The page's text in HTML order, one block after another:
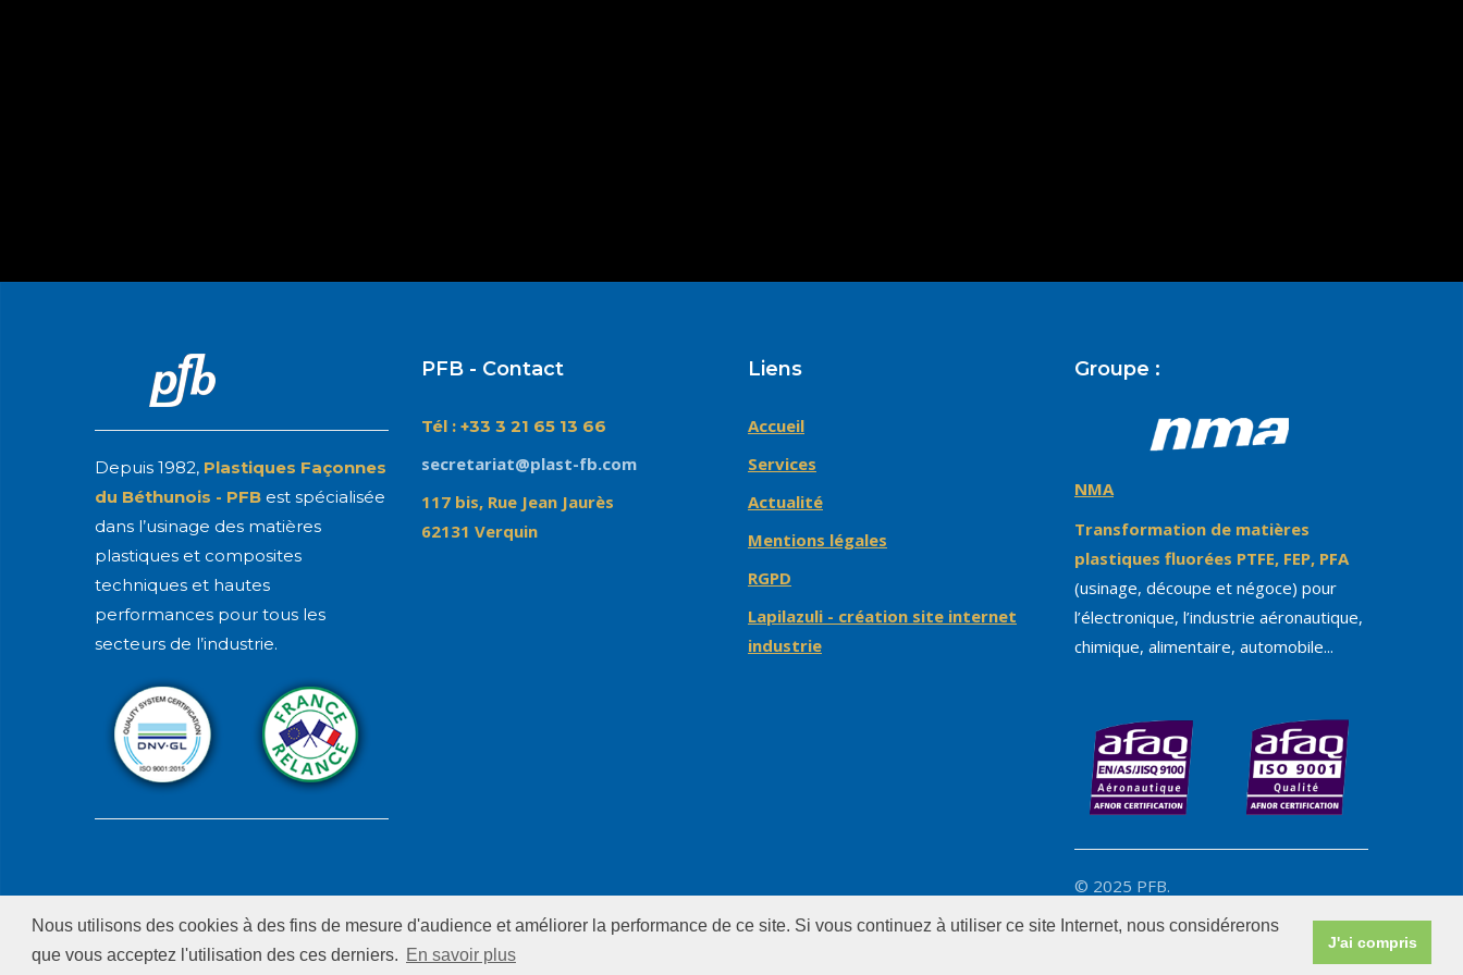
Nous utilisons des cookies à des fins de mesure d'audience et améliorer la performance de ce site. Si vous continuez à utiliser ce site Internet, nous considérerons
que vous acceptez l'utilisation des ces derniers. En savoir plus
J'ai compris
Depuis 1982, Plastiques Façonnes
du Béthunois - PFB est spécialisée
dans l’usinage des matières
plastiques et composites
techniques et hautes
performances pour tous les
secteurs de l’industrie.
PFB - Contact
Tél : +33 3 21 65 13 66
secretariat@plast-fb.com
117 bis, Rue Jean Jaurès
62131 Verquin
Liens
Accueil
Services
Actualité
Mentions légales
RGPD
Lapilazuli - création site internet
industrie
Groupe :
NMA
Transformation de matières
plastiques fluorées PTFE, FEP, PFA
(usinage, découpe et négoce) pour
l’électronique, l’industrie aéronautique,
chimique, alimentaire, automobile...
© 2025 PFB.